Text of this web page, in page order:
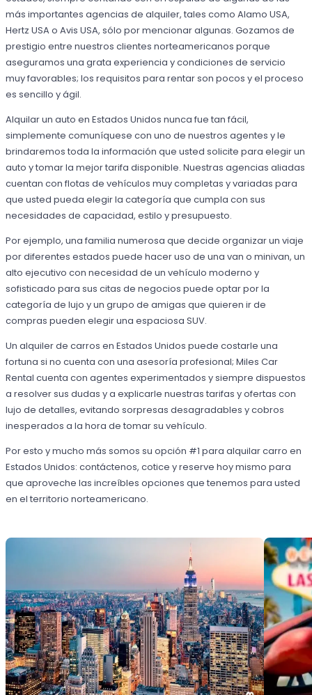
más importantes agencias de alquiler, tales como Alamo USA,
Hertz USA o Avis USA, sólo por mencionar algunas. Gozamos de
prestigio entre nuestros clientes norteamericanos porque
aseguramos una grata experiencia y condiciones de servicio
muy favorables; los requisitos para rentar son pocos y el proceso
es sencillo y ágil.
Alquilar un auto en Estados Unidos nunca fue tan fácil,
simplemente comuníquese con uno de nuestros agentes y le
brindaremos toda la información que usted solicite para elegir un
auto y tomar la mejor tarifa disponible. Nuestras agencias aliadas
cuentan con flotas de vehículos muy completas y variadas para
que usted pueda elegir la categoría que cumpla con sus
necesidades de capacidad, estilo y presupuesto.
Por ejemplo, una familia numerosa que decide organizar un viaje
por diferentes estados puede hacer uso de una van o minivan, un
alto ejecutivo con necesidad de un vehículo moderno y
sofisticado para sus citas de negocios puede optar por la
categoría de lujo y un grupo de amigas que quieren ir de
compras pueden elegir una espaciosa SUV.
Un alquiler de carros en Estados Unidos puede costarle una
fortuna si no cuenta con una asesoría profesional; Miles Car
Rental cuenta con agentes experimentados y siempre dispuestos
a resolver sus dudas y a explicarle nuestras tarifas y ofertas con
lujo de detalles, evitando sorpresas desagradables y cobros
inesperados a la hora de tomar su vehículo.
Por esto y mucho más somos su opción #1 para alquilar carro en
Estados Unidos: contáctenos, cotice y reserve hoy mismo para
que aproveche las increíbles opciones que tenemos para usted
en el territorio norteamericano.